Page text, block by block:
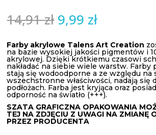
14,91zł Pierwotna
cena
wynosiła:
14,91 zł.
9,99 złAktualna
wynosi:
9,99 zł.
Farby akrylowe Talens Art Creation
na bazie wysokiej jakości pigmentów i
akrylowej. Dzięki krótkiemu czasowi
nakładać na siebie wiele warstw. Farby
stają się wodoodporne a ze względu na
wszechstronne właściwości, nadają się
podłożach. Farba jest kryjąca oraz
odporność na światło (+++).
SZATA GRAFICZNA OPAKOWANIA
TEJ NA ZDJĘCIU Z UWAGI NA ZMIANĘ
PRZEZ PRODUCENTA